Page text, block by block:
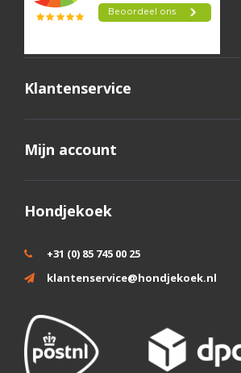
Klantenservice
Mijn account
Hondjekoek
+31 (0) 85 745 00 25
klantenservice@hondjekoek.nl